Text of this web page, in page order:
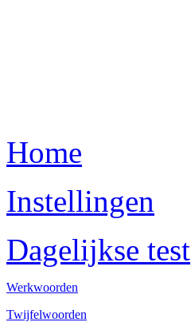
Home
Instellingen
Dagelijkse test
Werkwoorden
Twijfelwoorden